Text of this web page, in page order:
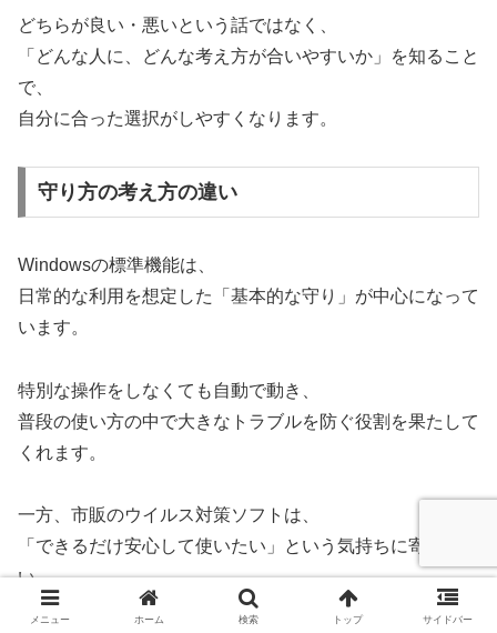
どちらが良い・悪いという話ではなく、
「どんな人に、どんな考え方が合いやすいか」を知ること
で、
自分に合った選択がしやすくなります。
守り方の考え方の違い
Windowsの標準機能は、
日常的な利用を想定した「基本的な守り」が中心になって
います。
特別な操作をしなくても自動で動き、
普段の使い方の中で大きなトラブルを防ぐ役割を果たして
くれます。
一方、市販のウイルス対策ソフトは、
「できるだけ安心して使いたい」という気持ちに寄り添
い、
より手厚いチェックや機能を重視する傾向があります。
メニュー ホーム 検索 トップ サイドバー